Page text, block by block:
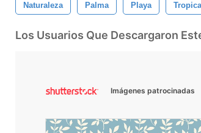
Naturaleza Palma Playa
Los Usuarios Que Descargaron
Imágenes patrocinadas